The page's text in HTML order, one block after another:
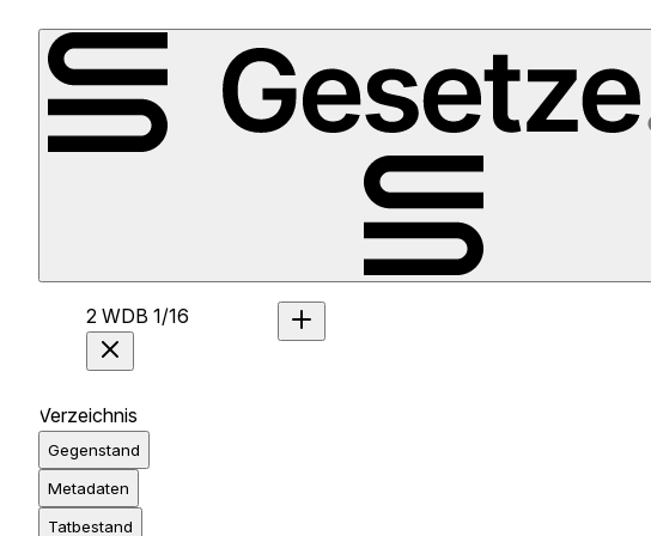
2 WDB 1/16
Verzeichnis
Gegenstand
Metadaten
Tatbestand